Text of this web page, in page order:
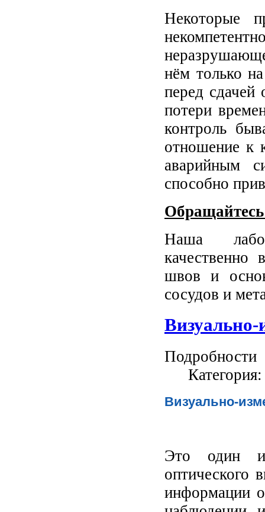
Некоторые
нём только
перед сдачей
потери
контроль
отношение к
аварийным
способно
Наша
качественно
швов и
сосудов и
Подробности
Визуально-
Это один
оптического
информации